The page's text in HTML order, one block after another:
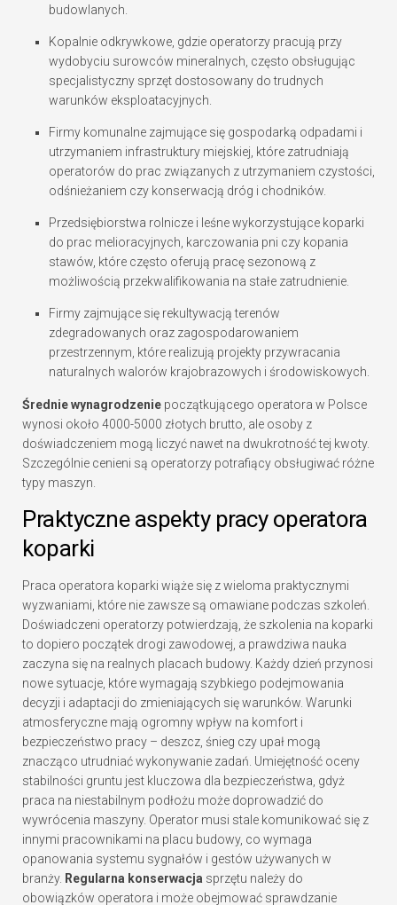
budowlanych.
Kopalnie odkrywkowe, gdzie operatorzy pracują przy
wydobyciu surowców mineralnych, często obsługując
specjalistyczny sprzęt dostosowany do trudnych
warunków eksploatacyjnych.
Firmy komunalne zajmujące się gospodarką odpadami i
utrzymaniem infrastruktury miejskiej, które zatrudniają
operatorów do prac związanych z utrzymaniem czystości,
odśnieżaniem czy konserwacją dróg i chodników.
Przedsiębiorstwa rolnicze i leśne wykorzystujące koparki
do prac melioracyjnych, karczowania pni czy kopania
stawów, które często oferują pracę sezonową z
możliwością przekwalifikowania na stałe zatrudnienie.
Firmy zajmujące się rekultywacją terenów
zdegradowanych oraz zagospodarowaniem
przestrzennym, które realizują projekty przywracania
naturalnych walorów krajobrazowych i środowiskowych.
Średnie wynagrodzenie początkującego operatora w Polsce
wynosi około 4000-5000 złotych brutto, ale osoby z
doświadczeniem mogą liczyć nawet na dwukrotność tej kwoty.
Szczególnie cenieni są operatorzy potrafiący obsługiwać różne
typy maszyn.
Praktyczne aspekty pracy operatora
koparki
Praca operatora koparki wiąże się z wieloma praktycznymi
wyzwaniami, które nie zawsze są omawiane podczas szkoleń.
Doświadczeni operatorzy potwierdzają, że szkolenia na koparki
to dopiero początek drogi zawodowej, a prawdziwa nauka
zaczyna się na realnych placach budowy. Każdy dzień przynosi
nowe sytuacje, które wymagają szybkiego podejmowania
decyzji i adaptacji do zmieniających się warunków. Warunki
atmosferyczne mają ogromny wpływ na komfort i
bezpieczeństwo pracy – deszcz, śnieg czy upał mogą
znacząco utrudniać wykonywanie zadań. Umiejętność oceny
stabilności gruntu jest kluczowa dla bezpieczeństwa, gdyż
praca na niestabilnym podłożu może doprowadzić do
wywrócenia maszyny. Operator musi stale komunikować się z
innymi pracownikami na placu budowy, co wymaga
opanowania systemu sygnałów i gestów używanych w
branży. Regularna konserwacja sprzętu należy do
obowiązków operatora i może obejmować sprawdzanie